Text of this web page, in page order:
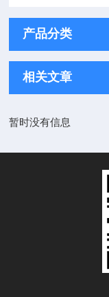
产品分类
相关文章
暂时没有信息